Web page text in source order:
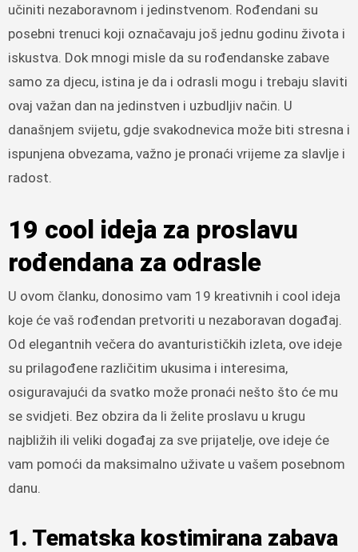
učiniti nezaboravnom i jedinstvenom. Rođendani su
posebni trenuci koji označavaju još jednu godinu života i
iskustva. Dok mnogi misle da su rođendanske zabave
samo za djecu, istina je da i odrasli mogu i trebaju slaviti
ovaj važan dan na jedinstven i uzbudljiv način. U
današnjem svijetu, gdje svakodnevica može biti stresna i
ispunjena obvezama, važno je pronaći vrijeme za slavlje i
radost.
19 cool ideja za proslavu
rođendana za odrasle
U ovom članku, donosimo vam 19 kreativnih i cool ideja
koje će vaš rođendan pretvoriti u nezaboravan događaj.
Od elegantnih večera do avanturističkih izleta, ove ideje
su prilagođene različitim ukusima i interesima,
osiguravajući da svatko može pronaći nešto što će mu
se svidjeti. Bez obzira da li želite proslavu u krugu
najbližih ili veliki događaj za sve prijatelje, ove ideje će
vam pomoći da maksimalno uživate u vašem posebnom
danu.
1. Tematska kostimirana zabava